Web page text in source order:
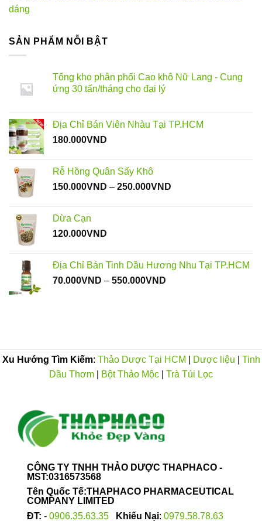
dáng
SẢN PHẨM NỖI BẬT
Tổng kho phân phối Cao khô Nữ Lang - Cung
ứng 30 tấn/tháng cho đại lý
Địa Chỉ Bán Viên Nhàu Tại TP.HCM
180.000VND
Rễ Hồng Quân Sấy Khô
150.000VND – 250.000VND
Dừa Cạn
120.000VND
Địa Chỉ Bán Tinh Dầu Hương Nhu Tại TP.HCM
70.000VND – 550.000VND
Xu Hướng Tìm Kiếm: Thảo Dược Tại HCM Dược liệu
Tinh
Dầu Thơm
Bột Thảo Mộc Trà Túi Lọc
CÔNG TY TNHH THẢO DƯỢC THAPHACO -
MST:0316573568
Tên Quốc Tế:THAPHACO PHARMACEUTICAL
COMPANY LIMITED
ĐT: - 0906.35.63.35 Khiếu Nại: 0979.58.78.63